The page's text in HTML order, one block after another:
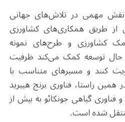
مهمی در تلاش‌های جهانی
از طریق همکاری‌های کشاورزی
کشاورزی و طرح‌های نمونه
حال توسعه کمک می‌کند ظرفیت
کنند و مسیرهای متناسب با
همین راستا، فناوری برنج هیبرید
به 70 کشور و فناوری گیاهی جونکائو به بیش از